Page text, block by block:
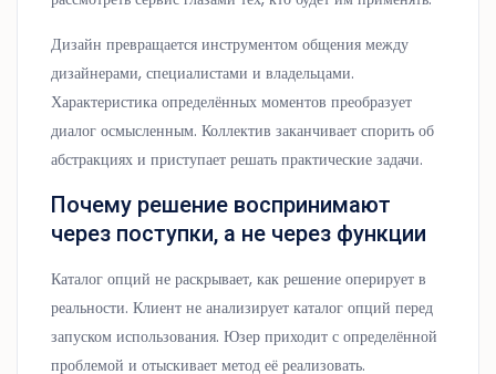
Дизайн превращается инструментом общения между
дизайнерами, специалистами и владельцами.
Характеристика определённых моментов преобразует
диалог осмысленным. Коллектив заканчивает спорить об
абстракциях и приступает решать практические задачи.
Почему решение воспринимают
через поступки, а не через функции
Каталог опций не раскрывает, как решение оперирует в
реальности. Клиент не анализирует каталог опций перед
запуском использования. Юзер приходит с определённой
проблемой и отыскивает метод её реализовать.